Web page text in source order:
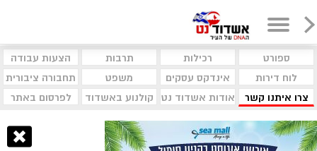
ספורט רכילות תרבות
הצעות עבודה
לוח דירות
אינדקס עסקים משפט
תחבורה ציבורית
צרו איתנו קשר
אודות אשדוד נט קולנוע באשדוד לפרסום באתר